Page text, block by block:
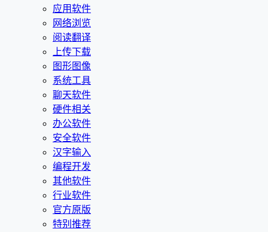
应用软件
网络浏览
阅读翻译
上传下载
图形图像
系统工具
聊天软件
硬件相关
办公软件
安全软件
汉字输入
编程开发
其他软件
行业软件
官方原版
特别推荐